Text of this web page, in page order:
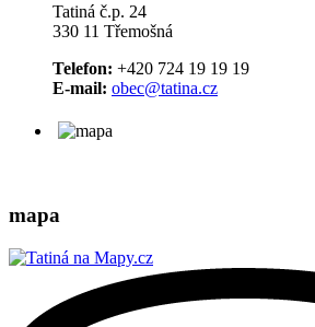
Tatiná č.p. 24
330 11 Třemošná
Telefon: +420 724 19 19 19
E-mail: obec@tatina.cz
mapa